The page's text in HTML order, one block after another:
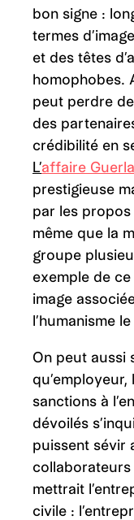
bon signe :
termes
et des têtes
homophobes.
peut perdre
des
crédibilité en
L’affaire
prestigieuse
par les
même que la
groupe
exemple de
image
l’humanisme
On peut aussi
sanctions à
dévoilés
puissent sévir
mettrait
civile :